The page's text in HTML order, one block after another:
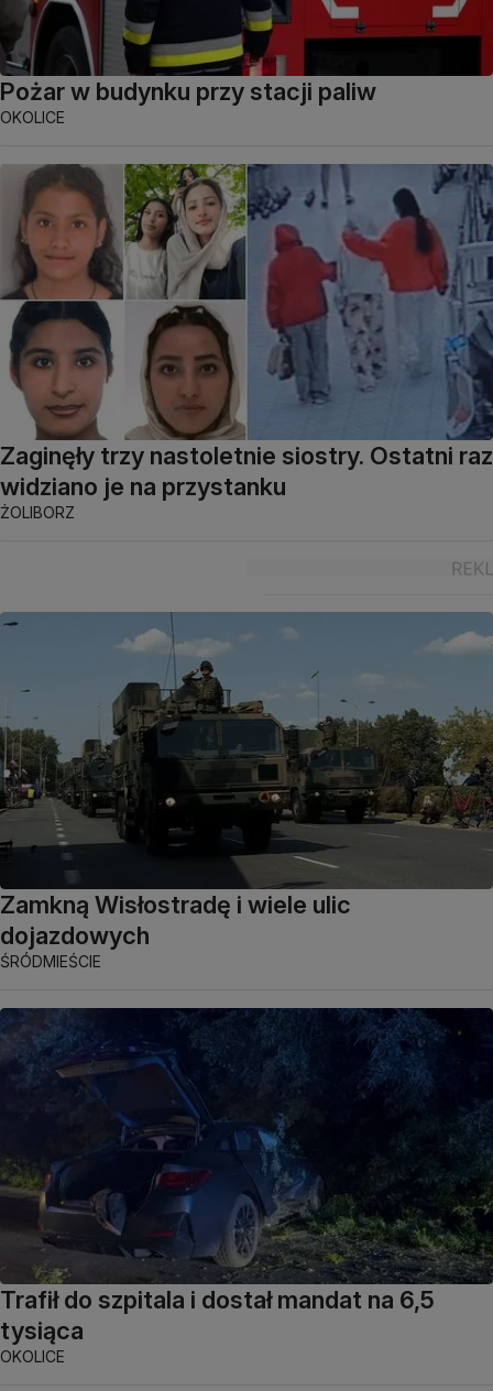
Pożar w budynku przy stacji paliw
OKOLICE
Zaginęły trzy nastoletnie siostry. Ostatni raz
widziano je na przystanku
ŻOLIBORZ
Zamkną Wisłostradę i wiele ulic
dojazdowych
ŚRÓDMIEŚCIE
Trafił do szpitala i dostał mandat na 6,5
tysiąca
OKOLICE